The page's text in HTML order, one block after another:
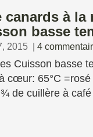
canards à
basse
2015 | 4
Cuisson basse
cœur: 65°C
de cuillère à